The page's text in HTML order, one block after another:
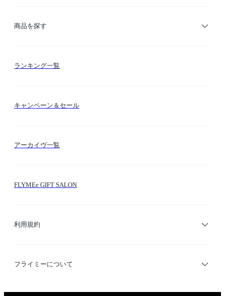
ご利用ガイド
商品を探す
カテゴリー検索
ランキング一覧
キャンペーン＆セール
アーカイヴ一覧
FLYMEe GIFT SALON
利用規約
利用規約
フライミーについて